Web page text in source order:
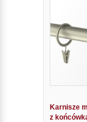
Karnisze
z